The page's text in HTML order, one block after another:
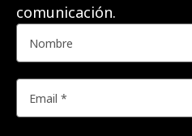
comunicación.